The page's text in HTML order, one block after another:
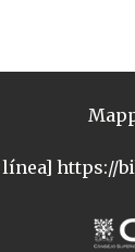
https://